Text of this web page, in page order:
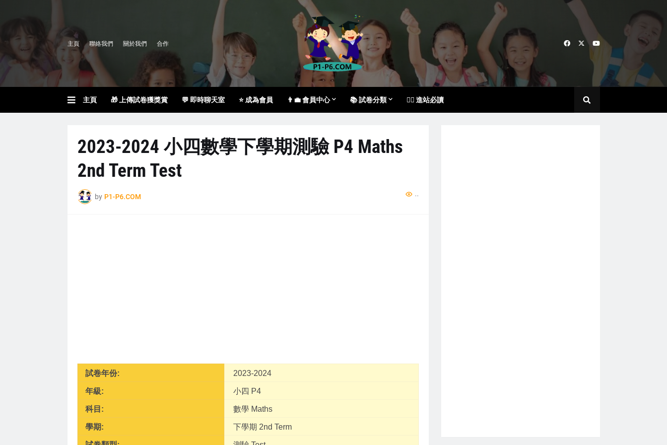
主頁 聯絡我們 關於我們 合作
主頁 🎁 上傳試卷獲獎賞 💬 即時聊天室 ⭐ 成為會員 👨‍💼 會員中心 📚 試卷分類 🙇‍♀️ 進站必讀
2023-2024 小四數學下學期測驗 P4 Maths
2nd Term Test
by P1-P6.COM .
試卷年份: 2023-2024
年級: 小四 P4
科目: 數學 Maths
學期: 下學期 2nd Term